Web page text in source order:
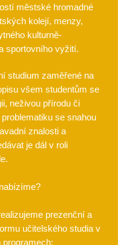
městské hromadné
kolejí, menzy,
kulturně-
sportovního vyžití.
studium zaměřené na
všem studentům se
neživou přírodu či
se snahou
znalosti a
je dál v roli
prezenční a
učitelského studia v
programech: